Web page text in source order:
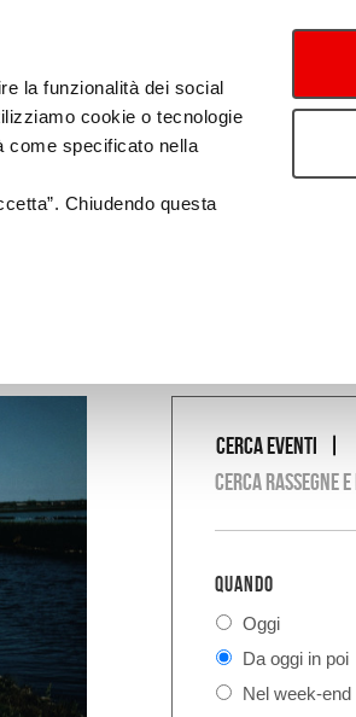
la funzionalità dei social
cookie o tecnologie
come specificato nella
Chiudendo questa
Festival
COSA
Cerca eventi
Cerca rassegne
QUANDO
Oggi
Da oggi in poi
Nel week-end